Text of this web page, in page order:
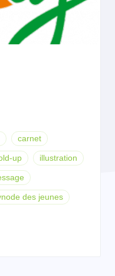
carnet
up illustration
des jeunes